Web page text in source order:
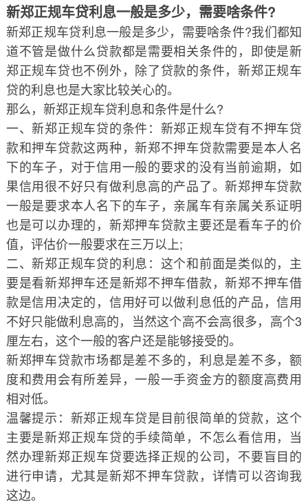
新郑正规车贷利息一般是多少，需要啥条件?
新郑正规车贷利息一般是多少，需要啥条件?我们都知
道不管是做什么贷款都是需要相关条件的，即使是新
郑正规车贷也不例外，除了贷款的条件，新郑正规车
贷的利息也是大家比较关心的。
那么，新郑正规车贷利息和条件是什么?
一、新郑正规车贷的条件：新郑正规车贷有不押车贷
款和押车贷款这两种，新郑不押车贷款需要是本人名
下的车子，对于信用一般的要求的没有当前逾期，如
果信用很不好只有做利息高的产品了。新郑押车贷款
一般是要求本人名下的车子，亲属车有亲属关系证明
也是可以办理的，新郑押车贷款主要还是看车子的价
值，评估价一般要求在三万以上;
二、新郑正规车贷的利息：这个和前面是类似的，主
要是看新郑押车还是新郑不押车借款，新郑不押车借
款是信用决定的，信用好可以做利息低的产品，信用
不好只能做利息高的，当然这个高不会高很多，高个3
厘左右，这个一般的客户还是能够接受的。
新郑押车贷款市场都是差不多的，利息是差不多，额
度和费用会有所差异，一般一手资金方的额度高费用
相对低。
温馨提示：新郑正规车贷是目前很简单的贷款，这个
主要是新郑正规车贷的手续简单，不怎么看信用，当
然办理新郑正规车贷要选择正规的公司，不要盲目的
进行申请，尤其是新郑不押车贷款，详情可以咨询我
这边。